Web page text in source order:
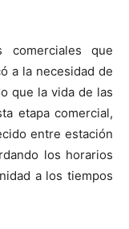
que
a la necesidad de
que la vida de las
etapa comercial,
entre estación
los horarios
a los tiempos